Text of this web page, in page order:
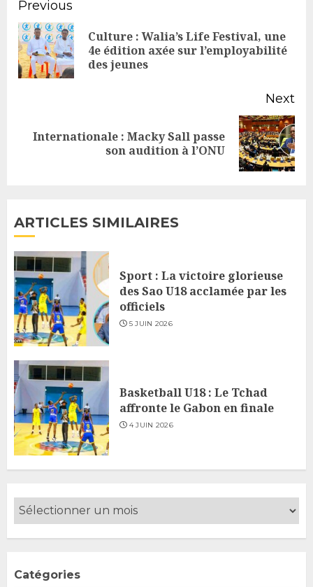
Continue
Reading
Previous
Culture : Walia’s Life Festival, une
4e édition axée sur l’employabilité
des jeunes
Next
Next
Internationale : Macky Sall passe
son audition à l’ONU
ARTICLES SIMILAIRES
Sport : La victoire glorieuse
des Sao U18 acclamée par les
officiels
5 JUIN 2026
Basketball U18 : Le Tchad
affronte le Gabon en finale
4 JUIN 2026
Catégories